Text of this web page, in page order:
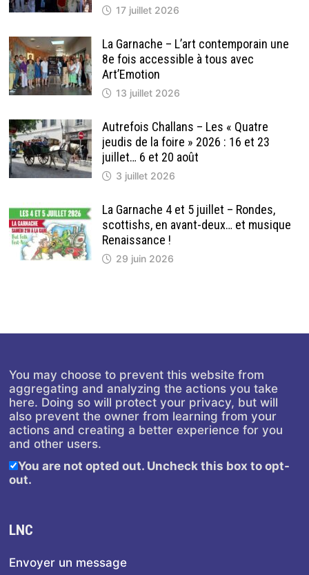
17 juillet 2026
La Garnache – L’art contemporain une
8e fois accessible à tous avec
Art’Emotion
13 juillet 2026
Autrefois Challans – Les « Quatre
jeudis de la foire » 2026 : 16 et 23
juillet… 6 et 20 août
3 juillet 2026
La Garnache 4 et 5 juillet – Rondes,
scottishs, en avant-deux… et musique
Renaissance !
29 juin 2026
You may choose to prevent this website from
aggregating and analyzing the actions you take
here. Doing so will protect your privacy, but will
also prevent the owner from learning from your
actions and creating a better experience for you
and other users.
You are not opted out. Uncheck this box to opt-
out.
LNC
Envoyer un message